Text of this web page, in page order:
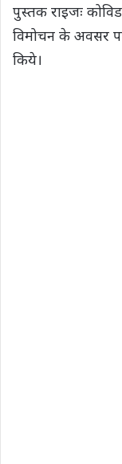
पुस्तक राइजः
विमोचन के अवसर
किये।